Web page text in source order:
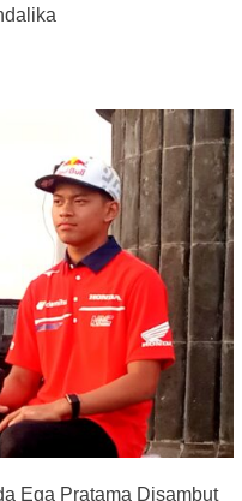
Ega Pratama Disambut